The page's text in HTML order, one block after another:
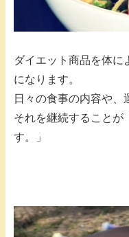
ダイエット商品を体に
になります。
日々の食事の内容や、
それを継続することが
す。」